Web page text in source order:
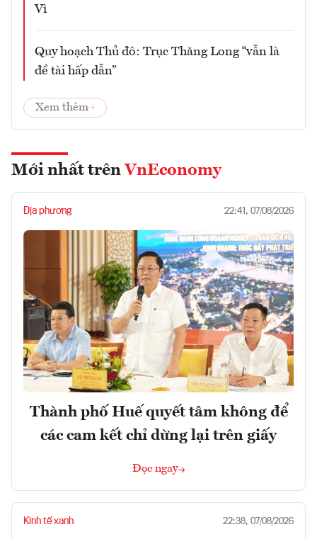
Vì
Quy hoạch Thủ đô: Trục Thăng Long “vẫn là
đề tài hấp dẫn”
Xem thêm
Mới nhất trên VnEconomy
Địa phương 22:41, 07/08/2026
Thành phố Huế quyết tâm không để
các cam kết chỉ dừng lại trên giấy
Đọc ngay
Kinh tế xanh 22:38, 07/08/2026